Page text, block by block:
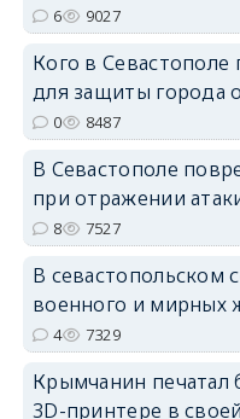
6 9027
Кого в Севастополе
для защиты города
0 8487
В Севастополе
при отражении
8 7527
В севастопольском
военного и мирных
4 7329
Крымчанин
3D-принтере в